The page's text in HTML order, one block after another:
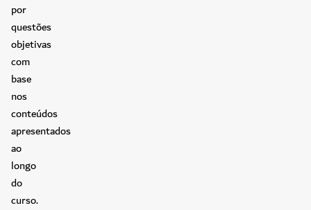
por
questões
objetivas
com
base
nos
conteúdos
apresentados
ao
longo
do
curso.